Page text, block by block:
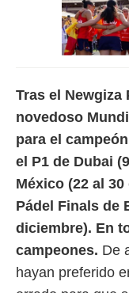
como
sitio
IP
de
posible
traten tus
en
a lo que
Para
su
Tras el Newgiza
novedoso
para el
el P1 de Dubai
México (22 al
Pádel Finals de
diciembre). En
campeones. De
hayan preferido